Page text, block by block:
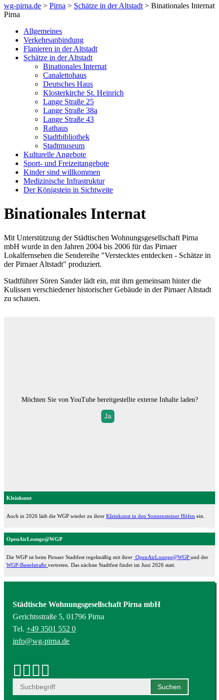
wg-pirna.de > Pirna > Schätze in der Altstadt > Binationales Internat
Pirna
Allgemeines
Verkehrsanbindung
Flanieren in der Altstadt
Schätze in der Altstadt
Binationales Internat
Canalettohaus
Deutsches Haus
Klosterkirche St. Heinrich
Lange Straße 25
Lange Straße 38a
Lange Straße 43
Rathaus
Stadtbibliothek
Stadtmuseum
Kulturelle Angebote
Sport- und Freizeitangebote
Kinder sind willkommen
Medizinische Infrastruktur
Der Königstein in Sichtweite
Binationales Internat
Mit Unterstützung der Städtischen Wohnungsgesellschaft Pirna
mbH wurde in den Jahren 2004 bis 2006 für das Pirnaer
Lokalfernsehen die Sendereihe "Verstecktes entdecken - Schätze in
der Pirnaer Altstadt" produziert.
Stadtführer Sören Sander lädt ein, mit ihm gemeinsam hinter die
Kulissen verschiedener historischer Gebäude in der Pirnaer Altstadt
zu schauen.
Möchten Sie von YouTubebereitgestellte externe Inhalte laden?
Ja
Kleinkunst
Auch in 2026 lädt die WGP wieder zu ihrer Kleinkunst in den Sonnensteiner Höfen ein.
OpenAirLounge@WGP
Die WGP ist beim Pirnaer Stadtfest regelmäßig mit ihrer OpenAirLounge@WGP und der
WGP-Bastelstraße vertreten. Das nächste Stadtfest findet im Juni 2026 statt.
Städtische Wohnungsgesellschaft Pirna mbH
Gerichtsstraße 5, 01796 Pirna
Tel. +49 3501 552 0
info@wg-pirna.de